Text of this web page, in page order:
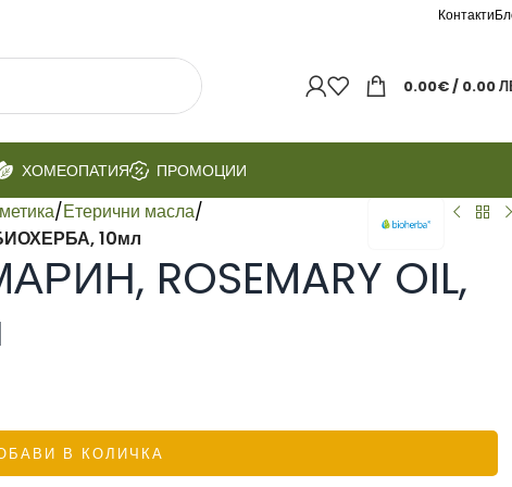
Контакти
0.00€/ 0.00
ХОМЕОПАТИЯ ПРОМОЦИИ
/Етерични масла/
10мл
ROSEMARY OIL,
В КОЛИЧКА